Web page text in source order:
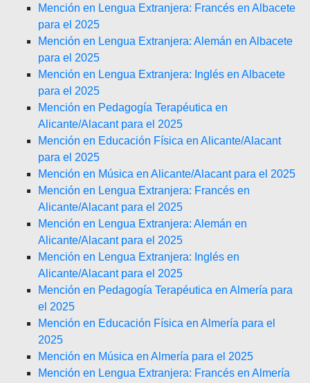
Mención en Lengua Extranjera: Francés en Albacete
para el 2025
Mención en Lengua Extranjera: Alemán en Albacete
para el 2025
Mención en Lengua Extranjera: Inglés en Albacete
para el 2025
Mención en Pedagogía Terapéutica en
Alicante/Alacant para el 2025
Mención en Educación Física en Alicante/Alacant
para el 2025
Mención en Música en Alicante/Alacant para el 2025
Mención en Lengua Extranjera: Francés en
Alicante/Alacant para el 2025
Mención en Lengua Extranjera: Alemán en
Alicante/Alacant para el 2025
Mención en Lengua Extranjera: Inglés en
Alicante/Alacant para el 2025
Mención en Pedagogía Terapéutica en Almería para
el 2025
Mención en Educación Física en Almería para el
2025
Mención en Música en Almería para el 2025
Mención en Lengua Extranjera: Francés en Almería